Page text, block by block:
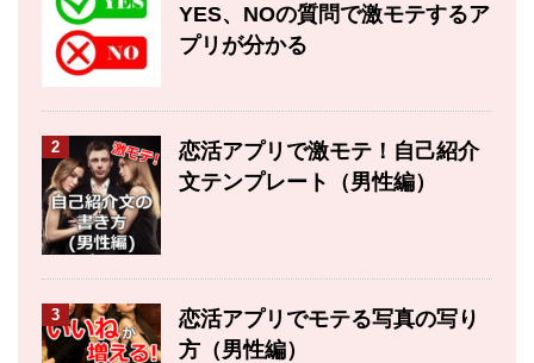
YES、NOの質問で激モテするア
プリが分かる
2
恋活アプリで激モテ！自己紹介
文テンプレート（男性編）
3
恋活アプリでモテる写真の写り
方（男性編）